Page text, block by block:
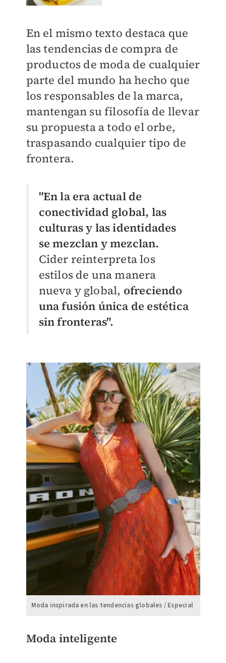
En el mismo texto destaca que
las tendencias de compra de
productos de moda de cualquier
parte del mundo ha hecho que
los responsables de la marca,
mantengan su filosofía de llevar
su propuesta a todo el orbe,
traspasando cualquier tipo de
frontera.
"En la era actual de
conectividad global, las
culturas y las identidades
se mezclan y mezclan.
Cider reinterpreta los
estilos de una manera
nueva y global, ofreciendo
una fusión única de estética
sin fronteras".
Moda inspirada en las tendencias globales / Especial
Moda inteligente